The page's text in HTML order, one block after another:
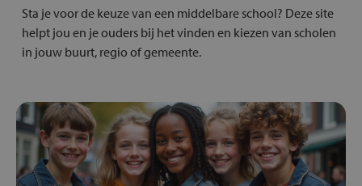
Sta je voor de keuze van een middelbare school? Deze site
helpt jou en je ouders bij het vinden en kiezen van scholen
in jouw buurt, regio of gemeente.